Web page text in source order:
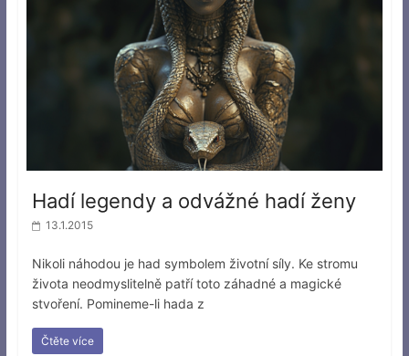
Hadí legendy a odvážné hadí ženy
13.1.2015
Nikoli náhodou je had symbolem životní síly. Ke stromu
života neodmyslitelně patří toto záhadné a magické
stvoření. Pomineme-li hada z
Čtěte více